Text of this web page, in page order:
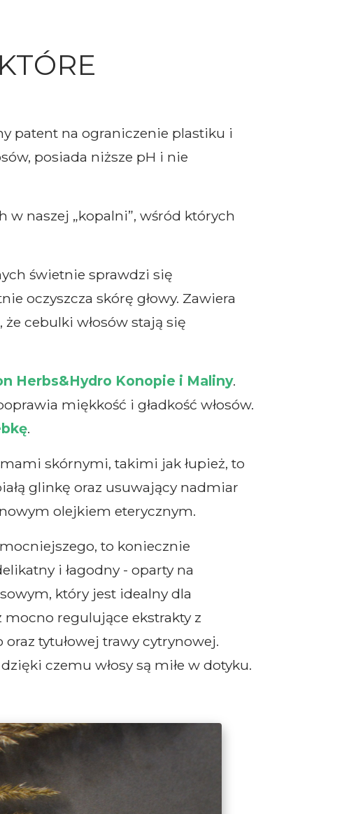
patent na ograniczenie plastiku i
posiada niższe pH i nie
naszej „kopalni”, wśród których
świetnie sprawdzi się
oczyszcza skórę głowy. Zawiera
cebulki włosów stają się
Herbs&Hydro Konopie i Maliny.
miękkość i gładkość włosów.
.
skórnymi, takimi jak łupież, to
glinkę oraz usuwający nadmiar
olejkiem eterycznym.
to koniecznie
i łagodny - oparty na
który jest idealny dla
regulujące ekstrakty z
tytułowej trawy cytrynowej.
czemu włosy są miłe w dotyku.